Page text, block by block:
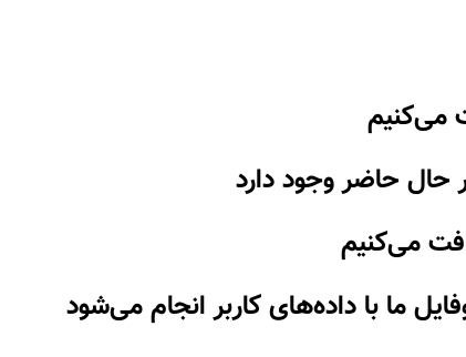
می‌کنیم
حاضر وجود دارد
می‌کنیم
ما با داده‌های کاربر انجام می‌شود